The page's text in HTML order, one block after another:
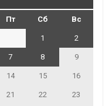
Пт Сб Вс
1 2
7 8 9
14 15 16
21 22 23